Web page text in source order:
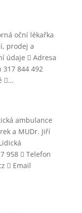
oční lékařka
prodej a
údaje  Adresa
317 844 492
...
ambulance
a MUDr. Jiří
958  Telefon
 Email